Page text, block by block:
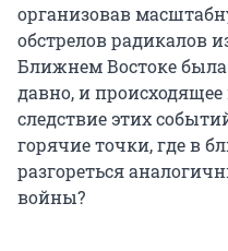
организовав
обстрелов радикалов
Ближнем Востоке
давно, и
следствие этих
горячие точки, где в
разгореться
войны?